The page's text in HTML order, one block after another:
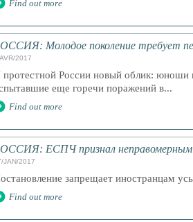
Find out more
Молодое поколение требует
2017
России новый облик: юноши
еще горечи поражений в...
Find out more
ЕСПЧ признал неправомерным
JAN/2017
запрещает иностранцам
Find out more